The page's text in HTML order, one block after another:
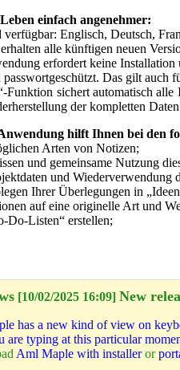
einfach angenehmer:
Englisch, Deutsch,
alle künftigen neuen
erfordert keine
Das gilt auch
Funktion sichert automatisch
der kompletten
hilft Ihnen bei den
Arten von Notizen;
und gemeinsame Nutzung
und Wiederverwendung
Ihrer Überlegungen in
auf eine originelle Art und
Do-Listen“ erstellen;
[10/02/2025 16:09] New
has a new kind of view on
are typing at this particular
Aml Maple with installeror